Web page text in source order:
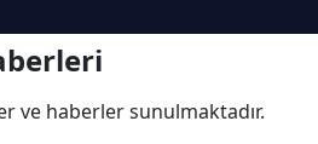
ve haberler sunulmaktadır.